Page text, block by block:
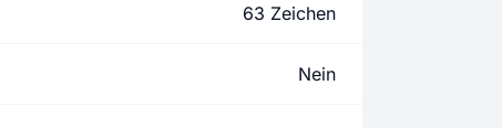
63 Zeichen
Nein